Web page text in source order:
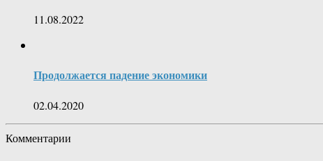
11.08.2022
Продолжается падение экономики
02.04.2020
Комментарии